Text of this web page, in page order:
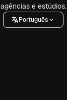
agências e estúdios.
Português